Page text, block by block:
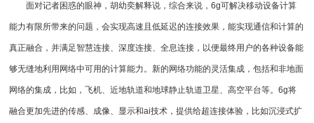
面对记者困惑的眼神，胡幼奕解释说，综合来说，6g可解决移动设备计算
能力有限所带来的问题，会实现高速且低延迟的连接效果，能实现通信和计算的
真正融合，并满足智慧连接、深度连接、全息连接，以便最终用户的各种设备能
够无缝地利用网络中可用的计算能力。新的网络功能的灵活集成，包括和非地面
网络的集成，比如，飞机、近地轨道和地球静止轨道卫星、高空平台等。6g将
融合更加先进的传感、成像、显示和ai技术，提供给超连接体验，比如沉浸式扩